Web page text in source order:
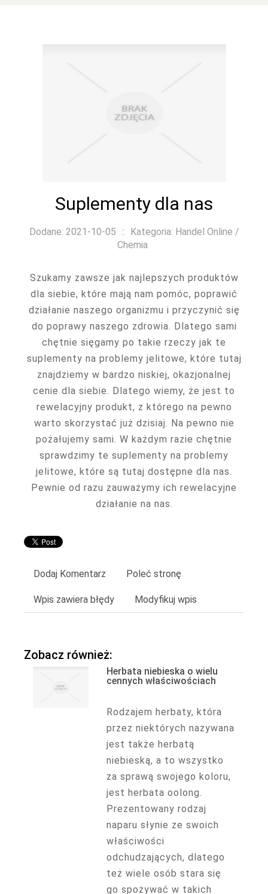
Suplementy dla nas
Dodane: 2021-10-05 :: Kategoria: Handel Online /
Chemia
Szukamy zawsze jak najlepszych produktów
dla siebie, które mają nam pomóc, poprawić
działanie naszego organizmu i przyczynić się
do poprawy naszego zdrowia. Dlatego sami
chętnie sięgamy po takie rzeczy jak te
suplementy na problemy jelitowe, które tutaj
znajdziemy w bardzo niskiej, okazjonalnej
cenie dla siebie. Dlatego wiemy, że jest to
rewelacyjny produkt, z którego na pewno
warto skorzystać już dzisiaj. Na pewno nie
pożałujemy sami. W każdym razie chętnie
sprawdzimy te suplementy na problemy
jelitowe, które są tutaj dostępne dla nas.
Pewnie od razu zauważymy ich rewelacyjne
działanie na nas.
Dodaj Komentarz Poleć stronę
Wpis zawiera błędy Modyfikuj wpis
Zobacz również:
Herbata niebieska o wielu
cennych właściwościach
Rodzajem herbaty, która
przez niektórych nazywana
jest także herbatą
niebieską, a to wszystko
za sprawą swojego koloru,
jest herbata oolong.
Prezentowany rodzaj
naparu słynie ze swoich
właściwości
odchudzających, dlatego
też wiele osób stara się
go spożywać w takich